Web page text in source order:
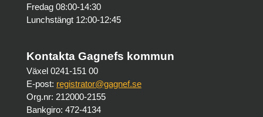
Fredag 08:00-14:30
Lunchstängt 12:00-12:45
Kontakta Gagnefs kommun
Växel 0241-151 00
E-post: registrator@gagnef.se
Org.nr: 212000-2155
Bankgiro: 472-4134